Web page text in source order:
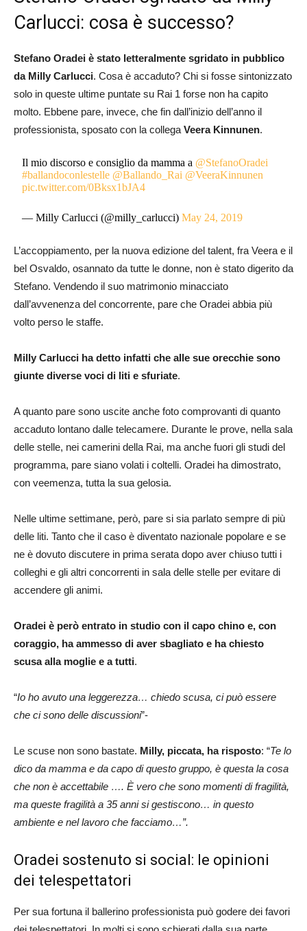
Carlucci: cosa è successo?
Stefano Oradei è stato letteralmente sgridato in pubblico
da Milly Carlucci. Cosa è accaduto? Chi si fosse sintonizzato
solo in queste ultime puntate su Rai 1 forse non ha capito
molto. Ebbene pare, invece, che fin dall’inizio dell’anno il
professionista, sposato con la collega Veera Kinnunen.
Il mio discorso e consiglio da mamma a @StefanoOradei
#ballandoconlestelle @Ballando_Rai @VeeraKinnunen
pic.twitter.com/0Bksx1bJA4
— Milly Carlucci (@milly_carlucci)May 24, 2019
L’accoppiamento, per la nuova edizione del talent, fra Veera e il
bel Osvaldo, osannato da tutte le donne, non è stato digerito da
Stefano. Vendendo il suo matrimonio minacciato
dall’avvenenza del concorrente, pare che Oradei abbia più
volto perso le staffe.
Milly Carlucci ha detto infatti che alle sue orecchie sono
giunte diverse voci di liti e sfuriate.
A quanto pare sono uscite anche foto comprovanti di quanto
accaduto lontano dalle telecamere. Durante le prove, nella sala
delle stelle, nei camerini della Rai, ma anche fuori gli studi del
programma, pare siano volati i coltelli. Oradei ha dimostrato,
con veemenza, tutta la sua gelosia.
Nelle ultime settimane, però, pare si sia parlato sempre di più
delle liti. Tanto che il caso è diventato nazionale popolare e se
ne è dovuto discutere in prima serata dopo aver chiuso tutti i
colleghi e gli altri concorrenti in sala delle stelle per evitare di
accendere gli animi.
Oradei è però entrato in studio con il capo chino e, con
coraggio, ha ammesso di aver sbagliato e ha chiesto
scusa alla moglie e a tutti.
“Io ho avuto una leggerezza… chiedo scusa, ci può essere
che ci sono delle discussioni”-
Le scuse non sono bastate. Milly, piccata, ha risposto: “Te lo
dico da mamma e da capo di questo gruppo, è questa la cosa
che non è accettabile …. È vero che sono momenti di fragilità,
ma queste fragilità a 35 anni si gestiscono… in questo
ambiente e nel lavoro che facciamo…”.
Oradei sostenuto si social: le opinioni
dei telespettatori
Per sua fortuna il ballerino professionista può godere dei favori